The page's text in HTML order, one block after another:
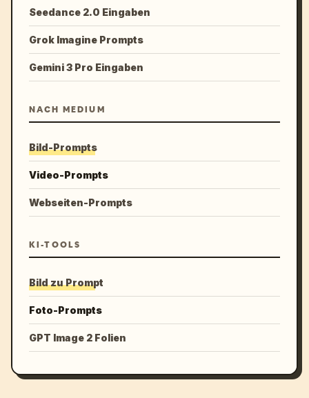
Seedance 2.0 Eingaben
Grok Imagine Prompts
Gemini 3 Pro Eingaben
NACH MEDIUM
Bild-Prompts
Video-Prompts
Webseiten-Prompts
KI-TOOLS
Bild zu Prompt
Foto-Prompts
GPT Image 2 Folien